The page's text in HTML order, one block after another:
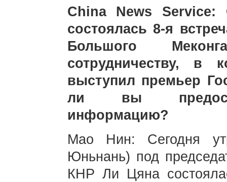
China News Service:
состоялась 8-я
Большого
сотрудничеству, в
выступил премьер
ли вы
информацию?
Мао Нин: Сегодня
Юньнань) под
КНР Ли Цяна